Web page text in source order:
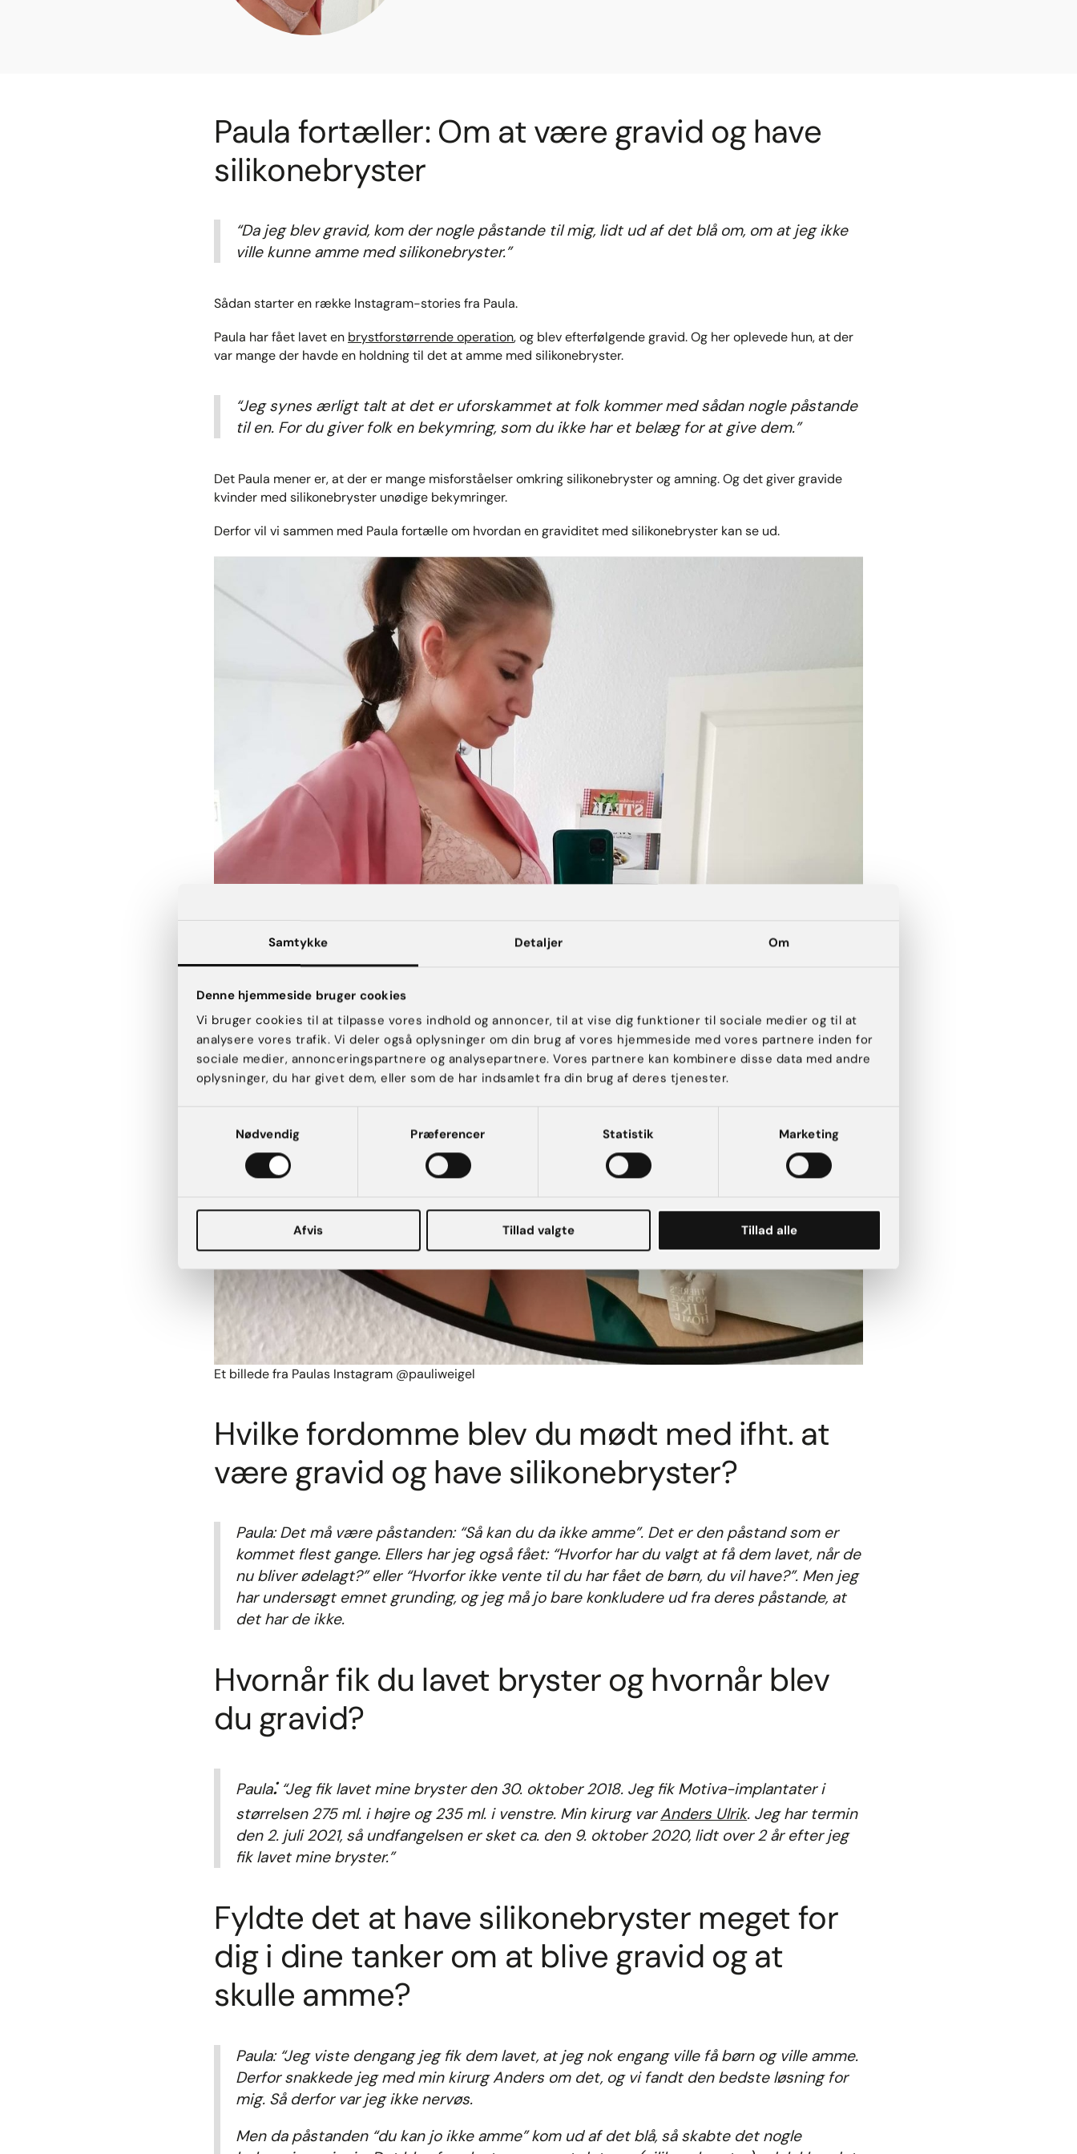
Samtykke Detaljer Om
Denne hjemmeside bruger cookies
Vi bruger cookies til at tilpasse vores indhold og annoncer, til at vise dig funktioner til sociale medier og til at
analysere vores trafik. Vi deler også oplysninger om din brug af vores hjemmeside med vores partnere inden for
sociale medier, annonceringspartnere og analysepartnere. Vores partnere kan kombinere disse data med andre
oplysninger, du har givet dem, eller som de har indsamlet fra din brug af deres tjenester.
Nødvendig
Præferencer Statistik Marketing
Afvis Tillad valgte Tillad alle
Paula fortæller: Om at være gravid og have
silikonebryster
“Da jeg blev gravid, kom der nogle påstande til mig, lidt ud af det blå om, om at jeg ikke
ville kunne amme med silikonebryster.”
Sådan starter en række Instagram-stories fra Paula.
Paula har fået lavet en brystforstørrende operation, og blev efterfølgende gravid. Og her oplevede hun, at der
var mange der havde en holdning til det at amme med silikonebryster.
“Jeg synes ærligt talt at det er uforskammet at folk kommer med sådan nogle påstande
til en. For du giver folk en bekymring, som du ikke har et belæg for at give dem.”
Det Paula mener er, at der er mange misforståelser omkring silikonebryster og amning. Og det giver gravide
kvinder med silikonebryster unødige bekymringer.
Derfor vil vi sammen med Paula fortælle om hvordan en graviditet med silikonebryster kan se ud.
Et billede fra Paulas Instagram @pauliweigel
Hvilke fordomme blev du mødt med ifht. at
være gravid og have silikonebryster?
Paula: Det må være påstanden: “Så kan du da ikke amme”. Det er den påstand som er
kommet flest gange. Ellers har jeg også fået: “Hvorfor har du valgt at få dem lavet, når de
nu bliver ødelagt?” eller “Hvorfor ikke vente til du har fået de børn, du vil have?”. Men jeg
har undersøgt emnet grunding, og jeg må jo bare konkludere ud fra deres påstande, at
det har de ikke.
Hvornår fik du lavet bryster og hvornår blev
du gravid?
Paula:“Jeg fik lavet mine bryster den 30. oktober 2018. Jeg fik Motiva-implantater i
størrelsen 275 ml. i højre og 235 ml. i venstre. Min kirurg varAnders Ulrik. Jeg har termin
den 2. juli 2021, så undfangelsen er sket ca. den 9. oktober 2020, lidt over 2 år efter jeg
fik lavet mine bryster.”
Fyldte det at have silikonebryster meget for
dig i dine tanker om at blive gravid og at
skulle amme?
Paula: “Jeg viste dengang jeg fik dem lavet, at jeg nok engang ville få børn og ville amme.
Derfor snakkede jeg med min kirurg Anders om det, og vi fandt den bedste løsning for
mig. Så derfor var jeg ikke nervøs.
Men da påstanden “du kan jo ikke amme” kom ud af det blå, så skabte det nogle